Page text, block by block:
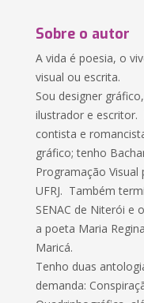
Sobre o autor
A vida é poesia, o
visual ou escrita.
Sou designer
ilustrador e
contista e
gráfico; tenho
Programação Visual
UFRJ. Também
SENAC de Niterói e
a poeta Maria
Maricá.
Tenho duas
demanda: